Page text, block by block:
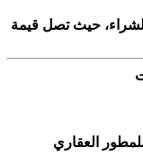
5 سنوات من الشراء، حيث تصل قيمة
العقاري